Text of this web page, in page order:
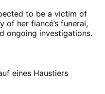
to be a victim of
of her fiancé’s funeral,
ongoing investigations.